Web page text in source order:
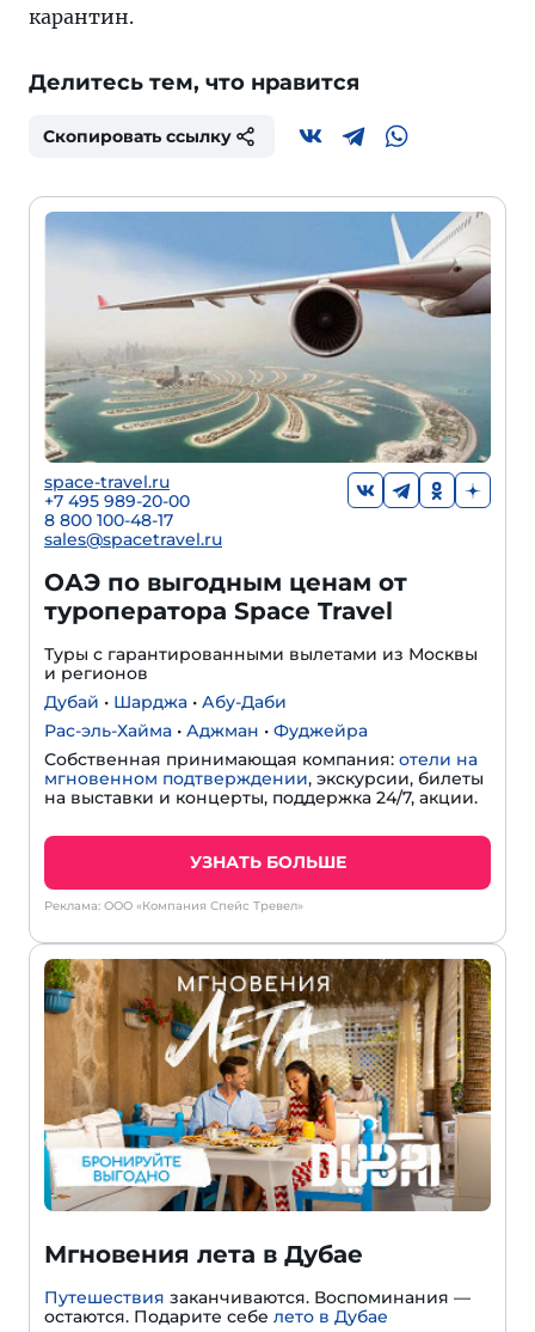
карантин.
Делитесь тем, что нравится
Скопировать ссылку
space-travel.ru
+7 495 989-20-00
8 800 100-48-17
sales@spacetravel.ru
ОАЭ по выгодным ценам от
туроператора Space Travel
Туры с гарантированными вылетами из Москвы
и регионов
Дубай • Шарджа • Абу-Даби
Рас-эль-Хайма • Аджман • Фуджейра
Собственная принимающая компания: отели на
мгновенном подтверждении, экскурсии, билеты
на выставки и концерты, поддержка 24/7, акции.
УЗНАТЬ БОЛЬШЕ
Реклама: ООО «Компания Спейс Тревел»
Мгновения лета в Дубае
Путешествия заканчиваются. Воспоминания —
остаются. Подарите себе лето в Дубае